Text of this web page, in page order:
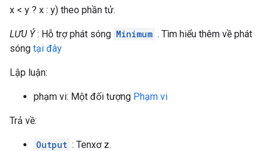
x < y ? x : y) theo phần tử.
LƯU Ý: Hỗ trợ phát sóng Minimum . Tìm hiểu thêm về phát
sóng tại đây
Lập luận:
phạm vi: Một đối tượng Phạm vi
Trả về:
Output : Tenxơ z.